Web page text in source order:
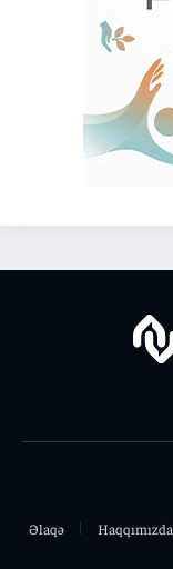
Əlaqə
Haqqımızda